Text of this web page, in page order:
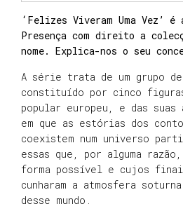
‘Felizes Viveram Uma Vez’
Presença com direito a
nome. Explica-nos o seu
A série trata de um grupo de
constituído por cinco
popular europeu, e das suas
em que as estórias dos
coexistem num universo
essas que, por alguma
forma possível e cujos
cunharam a atmosfera
desse mundo.